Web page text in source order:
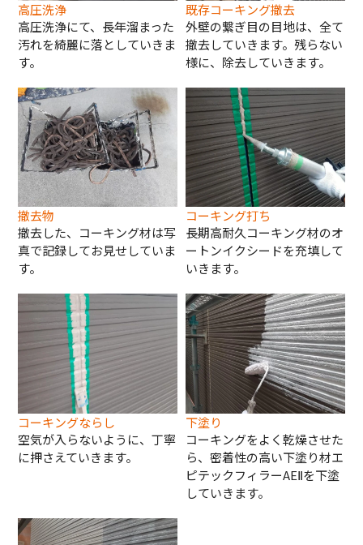
高圧洗浄
高圧洗浄にて、長年溜まった
汚れを綺麗に落としていきま
す。
既存コーキング撤去
外壁の繋ぎ目の目地は、全て
撤去していきます。残らない
様に、除去していきます。
撤去物
撤去した、コーキング材は写
真で記録してお見せしていま
す。
コーキング打ち
長期高耐久コーキング材のオ
ートンイクシードを充填して
いきます。
コーキングならし
空気が入らないように、丁寧
に押さえていきます。
下塗り
コーキングをよく乾燥させた
ら、密着性の高い下塗り材エ
ピテックフィラーAEⅡを下塗
していきます。